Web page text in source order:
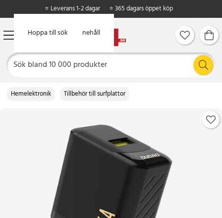
Hoppa till huvudinnehåll
Hoppa till sök
⭐ Leverans 1-2 dagar ⭐ 365 dagars öppet köp
Hemelektronik Tillbehör till surfplattor